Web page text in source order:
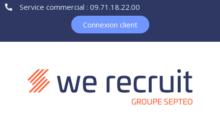
Service commercial : 09.71.18.22.00
Connexion client